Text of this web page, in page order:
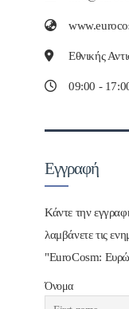
Εθνικής
09:00 -
Εγγραφή
Κάντε την
λαμβάνετε τις
"EuroCosm:
Όνομα